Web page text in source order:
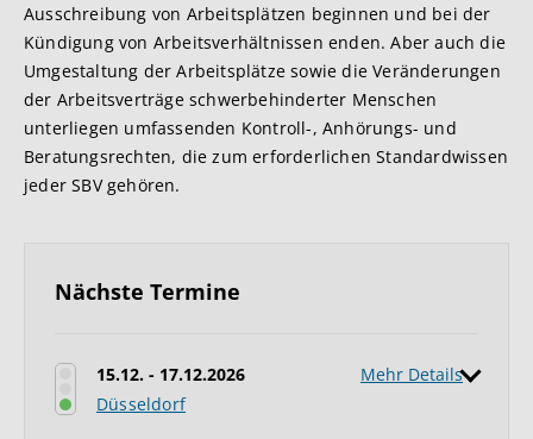
Ausschreibung von Arbeitsplätzen beginnen und bei der
Kündigung von Arbeitsverhältnissen enden. Aber auch die
Umgestaltung der Arbeitsplätze sowie die Veränderungen
der Arbeitsverträge schwerbehinderter Menschen
unterliegen umfassenden Kontroll-, Anhörungs- und
Beratungsrechten, die zum erforderlichen Standardwissen
jeder SBV gehören.
Nächste Termine
15.12. - 17.12.2026
Düsseldorf
Mehr Details